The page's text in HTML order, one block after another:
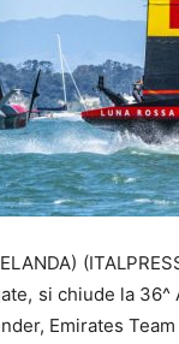
si chiude la
Emirates